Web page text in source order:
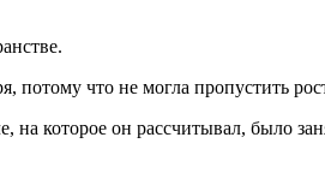
потому что не могла пропустить
которое он рассчитывал, было